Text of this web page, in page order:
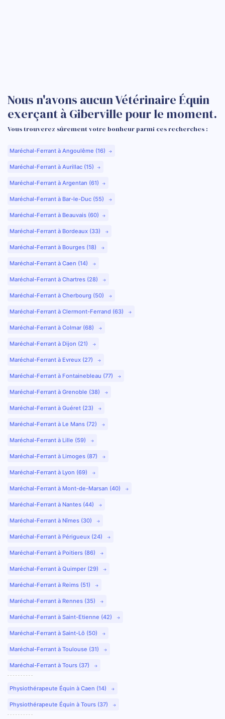
Nous n'avons aucun Vétérinaire Équin
exerçant à Giberville pour le moment.
Vous trouverez sûrement votre bonheur parmi ces recherches :
Maréchal-Ferrant à Angoulême (16)
Maréchal-Ferrant à Aurillac (15)
Maréchal-Ferrant à Argentan (61)
Maréchal-Ferrant à Bar-le-Duc (55)
Maréchal-Ferrant à Beauvais (60)
Maréchal-Ferrant à Bordeaux (33)
Maréchal-Ferrant à Bourges (18)
Maréchal-Ferrant à Caen (14)
Maréchal-Ferrant à Chartres (28)
Maréchal-Ferrant à Cherbourg (50)
Maréchal-Ferrant à Clermont-Ferrand (63)
Maréchal-Ferrant à Colmar (68)
Maréchal-Ferrant à Dijon (21)
Maréchal-Ferrant à Evreux (27)
Maréchal-Ferrant à Fontainebleau (77)
Maréchal-Ferrant à Grenoble (38)
Maréchal-Ferrant à Guéret (23)
Maréchal-Ferrant à Le Mans (72)
Maréchal-Ferrant à Lille (59)
Maréchal-Ferrant à Limoges (87)
Maréchal-Ferrant à Lyon (69)
Maréchal-Ferrant à Mont-de-Marsan (40)
Maréchal-Ferrant à Nantes (44)
Maréchal-Ferrant à Nîmes (30)
Maréchal-Ferrant à Périgueux (24)
Maréchal-Ferrant à Poitiers (86)
Maréchal-Ferrant à Quimper (29)
Maréchal-Ferrant à Reims (51)
Maréchal-Ferrant à Rennes (35)
Maréchal-Ferrant à Saint-Etienne (42)
Maréchal-Ferrant à Saint-Lô (50)
Maréchal-Ferrant à Toulouse (31)
Maréchal-Ferrant à Tours (37)
Physiothérapeute Équin à Caen (14)
Physiothérapeute Équin à Tours (37)